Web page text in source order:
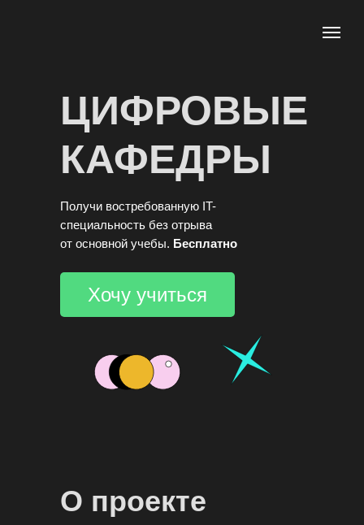
ЦИФРОВЫЕ
КАФЕДРЫ
Хочу учиться
Получи востребованную IT-
специальность без отрыва
от основной учебы. Бесплатно
О проекте